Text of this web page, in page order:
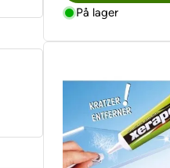
På lager